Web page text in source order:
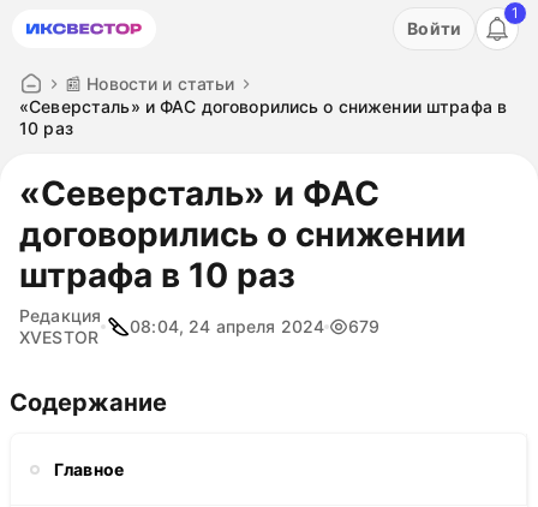
Акция: бесплатный пробный период на 3 дня!
Войти
1
📰 Новости и статьи
«Северсталь» и ФАС договорились о снижении штрафа в
10 раз
«Северсталь» и ФАС
договорились о снижении
штрафа в 10 раз
Редакция
XVESTOR
08:04, 24 апреля 2024 679
Содержание
Главное